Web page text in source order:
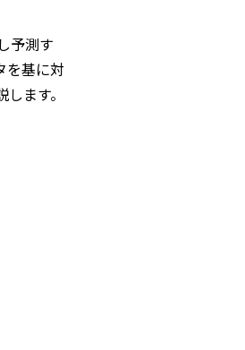
予測す
を基に対
ます。